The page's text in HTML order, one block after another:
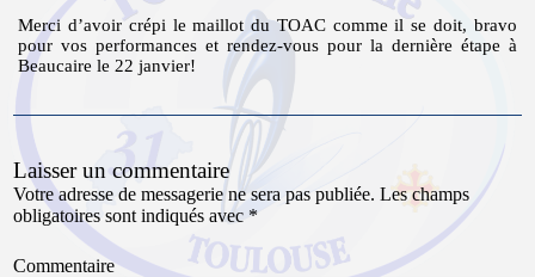
Merci d’avoir crépi le maillot du TOAC comme il se doit, bravo
pour vos performances et rendez-vous pour la dernière étape à
Beaucaire le 22 janvier!
Laisser un commentaire
Votre adresse de messagerie ne sera pas publiée. Les champs
obligatoires sont indiqués avec*
Commentaire